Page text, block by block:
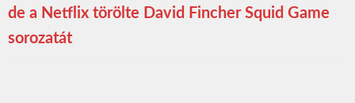
de a Netflix törölte David Fincher Squid Game
sorozatát